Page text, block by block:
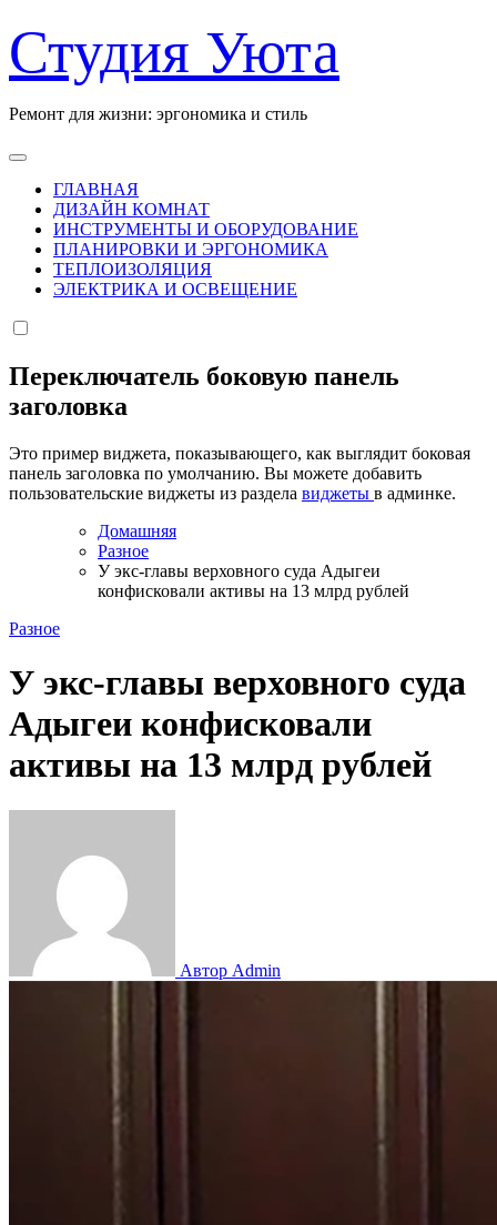
к
содержанию
Студия Уюта
Ремонт для жизни: эргономика и стиль
ГЛАВНАЯ
ДИЗАЙН КОМНАТ
ИНСТРУМЕНТЫ И ОБОРУДОВАНИЕ
ПЛАНИРОВКИ И ЭРГОНОМИКА
ТЕПЛОИЗОЛЯЦИЯ
ЭЛЕКТРИКА И ОСВЕЩЕНИЕ
Переключатель боковую панель
заголовка
Это пример виджета, показывающего, как выглядит боковая
панель заголовка по умолчанию. Вы можете добавить
пользовательские виджеты из раздела виджеты в админке.
Домашняя
Разное
У экс-главы верховного суда Адыгеи
конфисковали активы на 13 млрд рублей
Разное
У экс-главы верховного суда
Адыгеи конфисковали
активы на 13 млрд рублей
Автор Admin